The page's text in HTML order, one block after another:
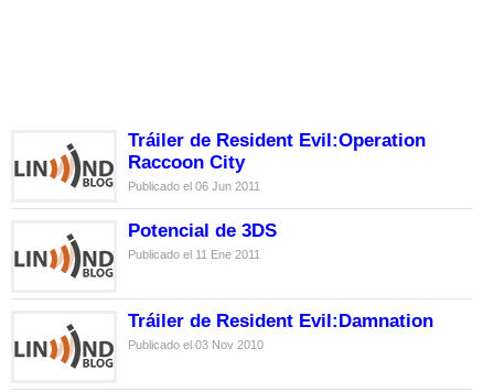
Tráiler de Resident Evil:Operation
Raccoon City
Publicado el 06 Jun 2011
Potencial de 3DS
Publicado el 11 Ene 2011
Tráiler de Resident Evil:Damnation
Publicado el 03 Nov 2010